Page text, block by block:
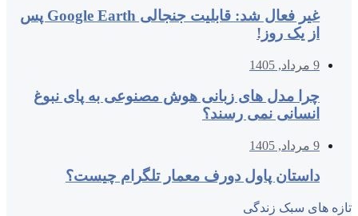
غیر فعال شد: قابلیت جنجالی Google Earth پس
از یک روز!
9 مرداد, 1405
چرا مدل‌ های زبانی هوش مصنوعی به پای نبوغ
انسانی نمی‌ رسند؟
9 مرداد, 1405
داستان پاول دورف معمار تلگرام چیست؟
تازه های سبک زندگی